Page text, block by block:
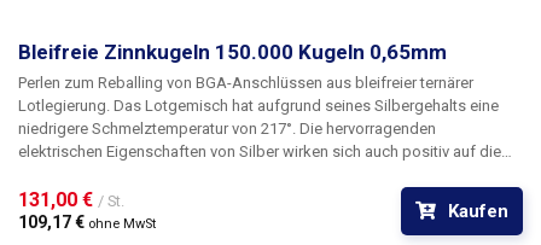
Bleifreie Zinnkugeln 150.000 Kugeln 0,65mm
Perlen zum Reballing von BGA-Anschlüssen aus bleifreier ternärer
Lotlegierung. Das Lotgemisch hat aufgrund seines Silbergehalts eine
niedrigere Schmelztemperatur von 217°. Die hervorragenden
elektrischen Eigenschaften von Silber wirken sich auch positiv auf die
Festigkeit der Verbindung.
131,00 € / St.
109,17 € ohne MwSt
Kaufen